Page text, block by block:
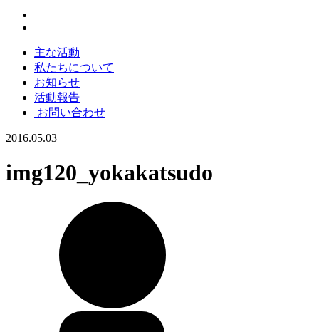
主な活動
私たちについて
お知らせ
活動報告
お問い合わせ
2016.05.03
img120_yokakatsudo